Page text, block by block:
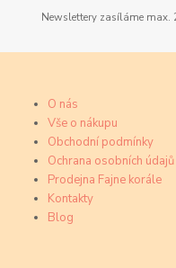
Newslettery zasíláme max.
O nás
Vše o nákupu
Obchodní podmínky
Ochrana osobních údajů
Prodejna Fajne korále
Kontakty
Blog